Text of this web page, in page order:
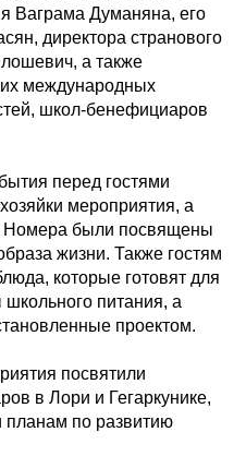
Ваграма Думаняна, его
директора странового
а также
международных
школ-бенефициаров
перед гостями
мероприятия, а
Номера были посвящены
жизни. Также гостям
которые готовят для
питания, а
проектом.
посвятили
в Лори и Гегаркунике,
планам по развитию